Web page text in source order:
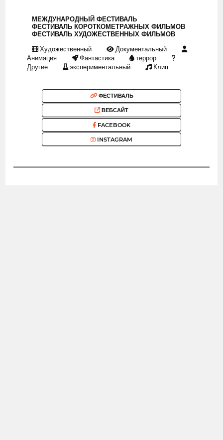
МЕЖДУНАРОДНЫЙ ФЕСТИВАЛЬ
ФЕСТИВАЛЬ КОРОТКОМЕТРАЖНЫХ ФИЛЬМОВ
ФЕСТИВАЛЬ ХУДОЖЕСТВЕННЫХ ФИЛЬМОВ
Художественный
Документальный
Анимация
Фантастика
террор
Другие
экспериментальный Клип
ФЕСТИВАЛЬ
ВЕБСАЙТ
FACEBOOK
INSTAGRAM